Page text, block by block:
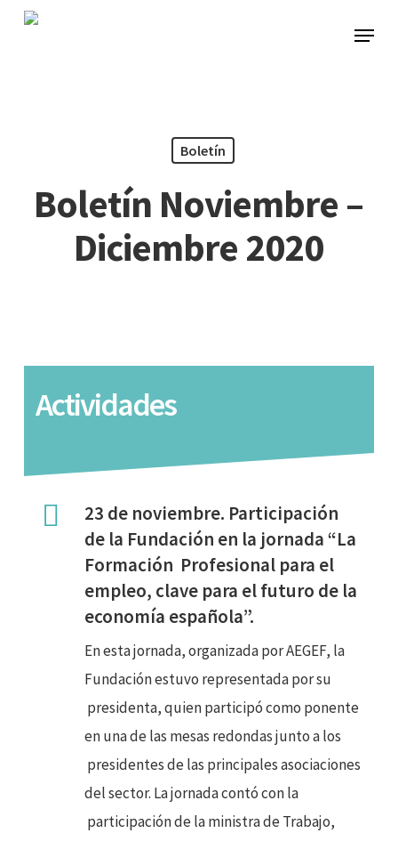
Skip
Menu
Boletín
Boletín Noviembre –
Diciembre 2020
Actividades
23 de noviembre. Participación
de la Fundación en la jornada “La
Formación Profesional para el
empleo, clave para el futuro de la
economía española”.
En esta jornada, organizada por AEGEF, la
Fundación estuvo representada por su
presidenta, quien participó como ponente
en una de las mesas redondas junto a los
presidentes de las principales asociaciones
del sector. La jornada contó con la
participación de la ministra de Trabajo,